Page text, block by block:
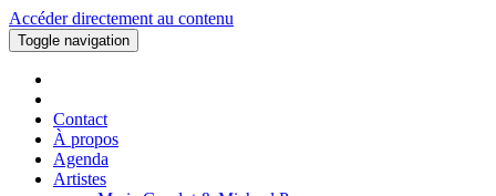
Accéder directement au contenu
Toggle navigation
Contact
À propos
Agenda
Artistes